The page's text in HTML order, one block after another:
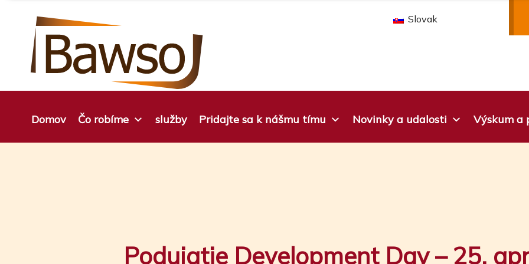
Slovak
Domov Čo robíme služby Pridajte sa k nášmu tímu Novinky a udalosti Výskum a
Podujatie Development Day – 25.